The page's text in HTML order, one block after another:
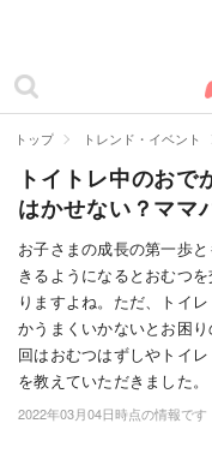
カテゴリー一覧
妊娠
出産
赤ちゃん・育児
子育て・家族
病院
美容・ファッション
トップ トレンド・イベント
トイトレ中のおで
はかせない？ママ
お子さまの成長の第一歩
きるようになるとおむつ
りますよね。ただ、トイ
かうまくいかないとお困
回はおむつはずしやトイ
を教えていただきました。
2022年03月04日時点の情報です